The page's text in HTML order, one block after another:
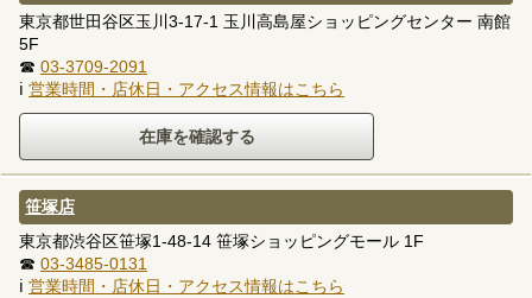
東京都世田谷区玉川3-17-1 玉川高島屋ショッピングセンター 南館
5F
☎ 03-3709-2091
ℹ 営業時間・店休日・アクセス情報はこちら
笹塚店
東京都渋谷区笹塚1-48-14 笹塚ショッピングモール 1F
☎ 03-3485-0131
ℹ 営業時間・店休日・アクセス情報はこちら